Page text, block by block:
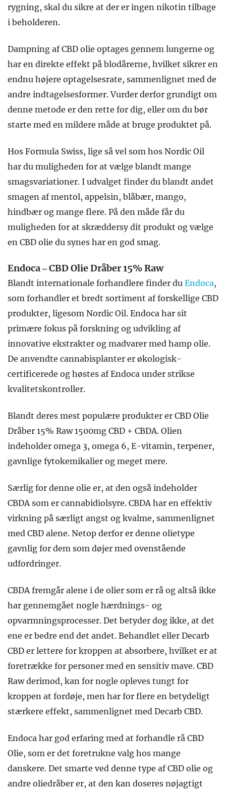
rygning, skal du sikre at der er ingen nikotin tilbage
i beholderen.
Dampning af CBD olie optages gennem lungerne og
har en direkte effekt på blodårerne, hvilket sikrer en
endnu højere optagelsesrate, sammenlignet med de
andre indtagelsesformer. Vurder derfor grundigt om
denne metode er den rette for dig, eller om du bør
starte med en mildere måde at bruge produktet på.
Hos Formula Swiss, lige så vel som hos Nordic Oil
har du muligheden for at vælge blandt mange
smagsvariationer. I udvalget finder du blandt andet
smagen af mentol, appelsin, blåbær, mango,
hindbær og mange flere. På den måde får du
muligheden for at skræddersy dit produkt og vælge
en CBD olie du synes har en god smag.
Endoca – CBD Olie Dråber 15% Raw
Blandt internationale forhandlere finder du Endoca,
som forhandler et bredt sortiment af forskellige CBD
produkter, ligesom Nordic Oil. Endoca har sit
primære fokus på forskning og udvikling af
innovative ekstrakter og madvarer med hamp olie.
De anvendte cannabisplanter er økologisk-
certificerede og høstes af Endoca under strikse
kvalitetskontroller.
Blandt deres mest populære produkter er CBD Olie
Dråber 15% Raw 1500mg CBD + CBDA. Olien
indeholder omega 3, omega 6, E-vitamin, terpener,
gavnlige fytokemikalier og meget mere.
Særlig for denne olie er, at den også indeholder
CBDA som er cannabidiolsyre. CBDA har en effektiv
virkning på særligt angst og kvalme, sammenlignet
med CBD alene. Netop derfor er denne olietype
gavnlig for dem som døjer med ovenstående
udfordringer.
CBDA fremgår alene i de olier som er rå og altså ikke
har gennemgået nogle hærdnings- og
opvarmningsprocesser. Det betyder dog ikke, at det
ene er bedre end det andet. Behandlet eller Decarb
CBD er lettere for kroppen at absorbere, hvilket er at
foretrække for personer med en sensitiv mave. CBD
Raw derimod, kan for nogle opleves tungt for
kroppen at fordøje, men har for flere en betydeligt
stærkere effekt, sammenlignet med Decarb CBD.
Endoca har god erfaring med at forhandle rå CBD
Olie, som er det foretrukne valg hos mange
danskere. Det smarte ved denne type af CBD olie og
andre oliedråber er, at den kan doseres nøjagtigt